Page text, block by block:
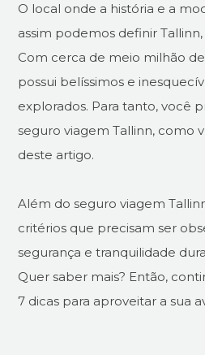
O local onde a história e a
assim podemos definir
Com cerca de meio milhão
possui belíssimos e
explorados. Para tanto, você
seguro viagem Tallinn, como
deste artigo.
Além do seguro viagem
critérios que precisam ser
segurança e tranquilidade
Quer saber mais? Então,
7 dicas para aproveitar a sua